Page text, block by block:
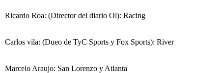
Ricardo Roa: (Director del diario Ol): Racing
Carlos vila: (Dueo de TyC Sports y Fox Sports): River
Marcelo Araujo: San Lorenzo y Atlanta